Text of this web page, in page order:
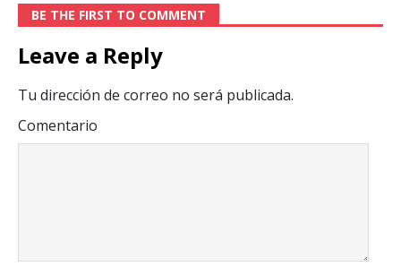
BE THE FIRST TO COMMENT
Leave a Reply
Tu dirección de correo no será publicada.
Comentario